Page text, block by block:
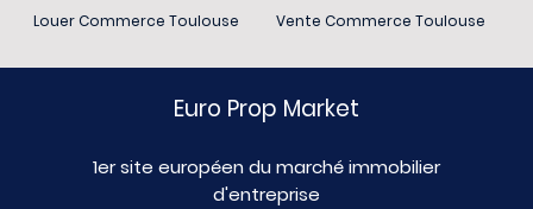
Louer Commerce Toulouse
Vente Commerce Toulouse
Euro Prop Market
1er site européen du marché immobilier
d'entreprise